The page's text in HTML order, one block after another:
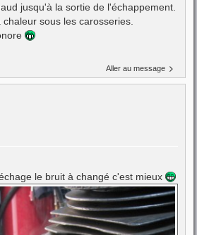
jusqu'à la sortie de l'échappement.
sous les carosseries.
Aller au message
le bruit à changé c'est mieux